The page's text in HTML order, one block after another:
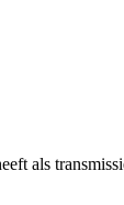
als